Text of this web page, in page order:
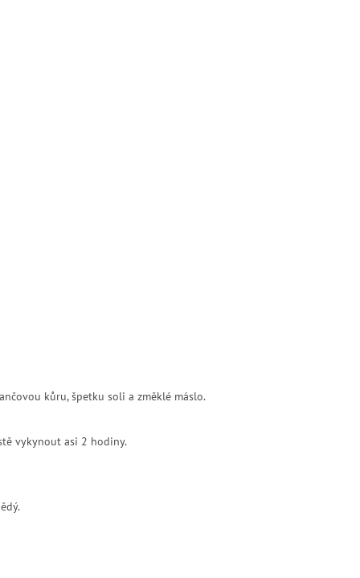
kůru, špetku soli a změklé máslo.
vykynout asi 2 hodiny.